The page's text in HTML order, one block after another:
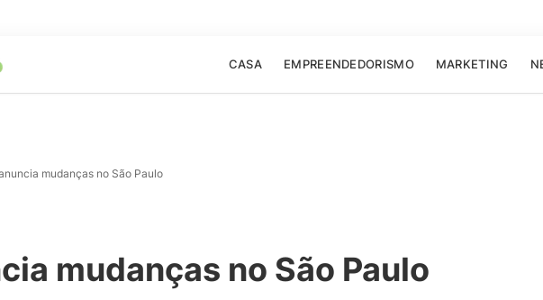
CASA EMPREENDEDORISMO MARKETING
mudanças no São Paulo
mudanças no São Paulo